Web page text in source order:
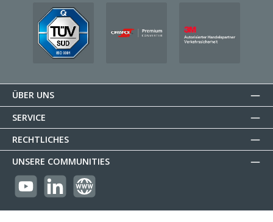
ÜBER UNS
SERVICE
RECHTLICHES
UNSERE COMMUNITIES
https://youtube.com/@reflectogmbh2119?si=Oew0U3xn87ZcBMoM
LinkedIn Website